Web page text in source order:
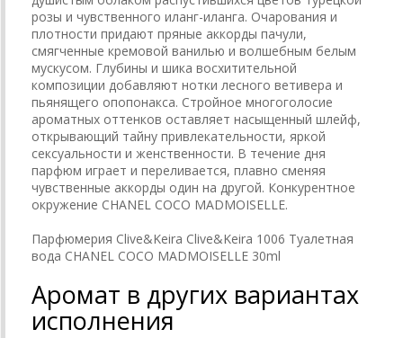
розы и чувственного иланг-иланга. Очарования и
плотности придают пряные аккорды пачули,
смягченные кремовой ванилью и волшебным белым
мускусом. Глубины и шика восхитительной
композиции добавляют нотки лесного ветивера и
пьянящего опопонакса. Стройное многоголосие
ароматных оттенков оставляет насыщенный шлейф,
открывающий тайну привлекательности, яркой
сексуальности и женственности. В течение дня
парфюм играет и переливается, плавно сменяя
чувственные аккорды один на другой. Конкурентное
окружение CHANEL COCO MADMOISELLE.
Парфюмерия Clive&Keira Clive&Keira 1006 Туалетная
вода CHANEL COCO MADMOISELLE 30ml
Аромат в других вариантах
исполнения